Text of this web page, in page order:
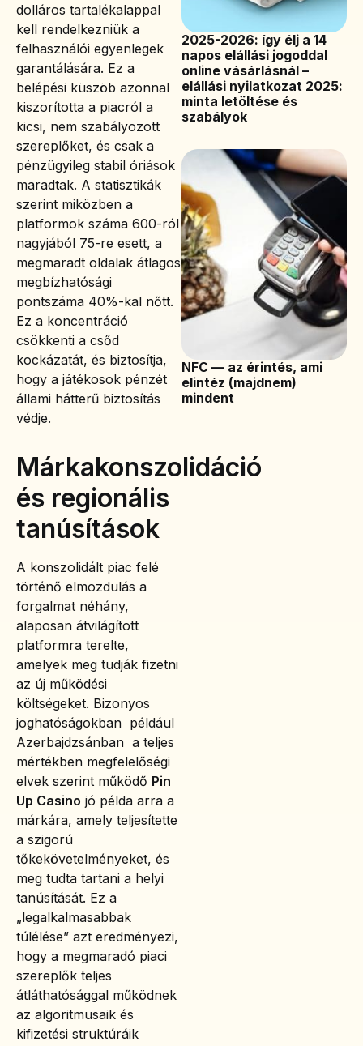
dolláros tartalékalappal
kell rendelkezniük a
felhasználói egyenlegek
garantálására. Ez a
belépési küszöb azonnal
kiszorította a piacról a
kicsi, nem szabályozott
szereplőket, és csak a
pénzügyileg stabil óriások
maradtak. A statisztikák
szerint miközben a
platformok száma 600-ról
nagyjából 75-re esett, a
megmaradt oldalak átlagos
megbízhatósági
pontszáma 40%-kal nőtt.
Ez a koncentráció
csökkenti a csőd
kockázatát, és biztosítja,
hogy a játékosok pénzét
állami hátterű biztosítás
védje.
Márkakonszolidáció
és regionális
tanúsítások
A konszolidált piac felé
történő elmozdulás a
forgalmat néhány,
alaposan átvilágított
platformra terelte,
amelyek meg tudják fizetni
az új működési
költségeket. Bizonyos
joghatóságokban például
Azerbajdzsánban a teljes
mértékben megfelelőségi
elvek szerint működő Pin
Up Casino jó példa arra a
márkára, amely teljesítette
a szigorú
tőkekövetelményeket, és
meg tudta tartani a helyi
tanúsítását. Ez a
„legalkalmasabbak
túlélése” azt eredményezi,
hogy a megmaradó piaci
szereplők teljes
átláthatósággal működnek
az algoritmusaik és
kifizetési struktúráik
2025-2026: így élj a 14
napos elállási jogoddal
online vásárlásnál –
elállási nyilatkozat 2025:
minta letöltése és
szabályok
NFC — az érintés, ami
elintéz (majdnem)
mindent